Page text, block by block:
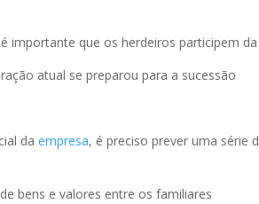
importante que os herdeiros participem
atual se preparou para a sucessão
da empresa, é preciso prever uma série
bens e valores entre os familiares